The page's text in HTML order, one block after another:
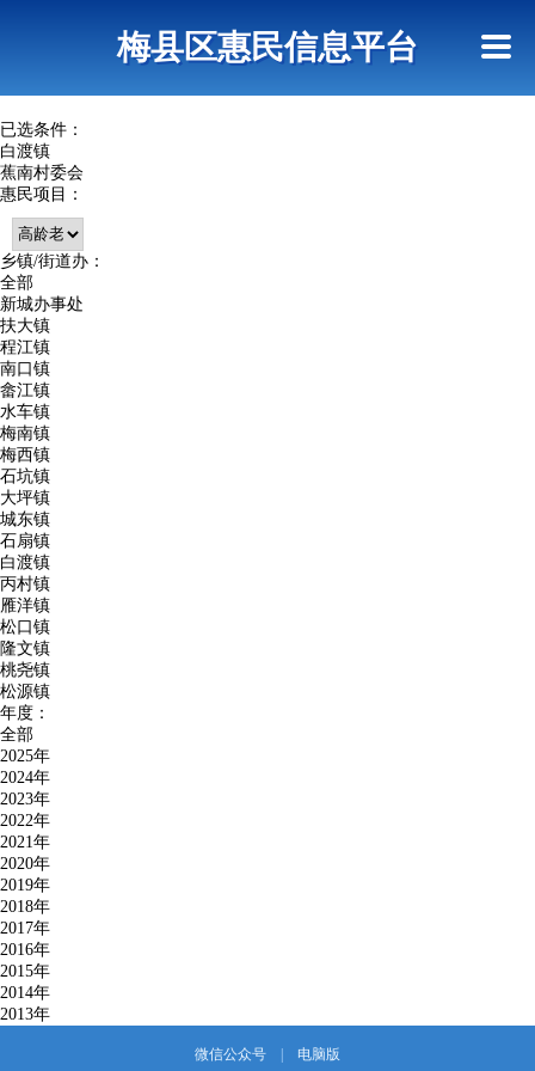
查询指引梅县区惠民信息平台
已选条件：
白渡镇
蕉南村委会
惠民项目：
乡镇/街道办：
全部
新城办事处
扶大镇
程江镇
南口镇
畲江镇
水车镇
梅南镇
梅西镇
石坑镇
大坪镇
城东镇
石扇镇
白渡镇
丙村镇
雁洋镇
松口镇
隆文镇
桃尧镇
松源镇
年度：
全部
2025年
2024年
2023年
2022年
2021年
2020年
2019年
2018年
2017年
2016年
2015年
2014年
2013年
微信公众号 电脑版